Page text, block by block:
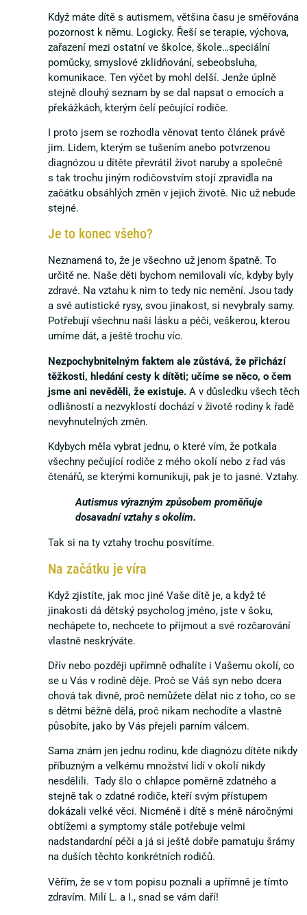
Když máte dítě s autismem, většina času je směřována
pozornost k němu. Logicky. Řeší se terapie, výchova,
zařazení mezi ostatní ve školce, škole…speciální
pomůcky, smyslové zklidňování, sebeobsluha,
komunikace. Ten výčet by mohl delší. Jenže úplně
stejně dlouhý seznam by se dal napsat o emocích a
překážkách, kterým čelí pečující rodiče.
I proto jsem se rozhodla věnovat tento článek právě
jim. Lidem, kterým se tušením anebo potvrzenou
diagnózou u dítěte převrátil život naruby a společně
s tak trochu jiným rodičovstvím stojí zpravidla na
začátku obsáhlých změn v jejich životě. Nic už nebude
stejné.
Je to konec všeho?
Neznamená to, že je všechno už jenom špatně. To
určitě ne. Naše děti bychom nemilovali víc, kdyby byly
zdravé. Na vztahu k nim to tedy nic nemění. Jsou tady
a své autistické rysy, svou jinakost, si nevybraly samy.
Potřebují všechnu naši lásku a péči, veškerou, kterou
umíme dát, a ještě trochu víc.
Nezpochybnitelným faktem ale zůstává, že přichází
těžkosti, hledání cesty k dítěti; učíme se něco, o čem
jsme ani nevěděli, že existuje. A v důsledku všech těch
odlišností a nezvyklostí dochází v životě rodiny k řadě
nevyhnutelných změn.
Kdybych měla vybrat jednu, o které vím, že potkala
všechny pečující rodiče z mého okolí nebo z řad vás
čtenářů, se kterými komunikuji, pak je to jasné. Vztahy.
Autismus výrazným způsobem proměňuje
dosavadní vztahy s okolím.
Tak si na ty vztahy trochu posvítíme.
Na začátku je víra
Když zjistíte, jak moc jiné Vaše dítě je, a když té
jinakosti dá dětský psycholog jméno, jste v šoku,
nechápete to, nechcete to přijmout a své rozčarování
vlastně neskrýváte.
Dřív nebo později upřímně odhalíte i Vašemu okolí, co
se u Vás v rodině děje. Proč se Váš syn nebo dcera
chová tak divně, proč nemůžete dělat nic z toho, co se
s dětmi běžně dělá, proč nikam nechodíte a vlastně
působíte, jako by Vás přejeli parním válcem.
Sama znám jen jednu rodinu, kde diagnózu dítěte nikdy
příbuzným a velkému množství lidí v okolí nikdy
nesdělili. Tady šlo o chlapce poměrně zdatného a
stejně tak o zdatné rodiče, kteří svým přístupem
dokázali velké věci. Nicméně i dítě s méně náročnými
obtížemi a symptomy stále potřebuje velmi
nadstandardní péči a já si ještě dobře pamatuju šrámy
na duších těchto konkrétních rodičů.
Věřím, že se v tom popisu poznali a upřímně je tímto
zdravím. Milí L. a I., snad se vám daří!